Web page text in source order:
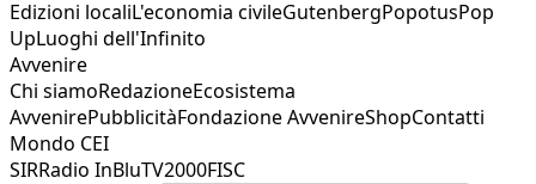
Edizioni localiL'economia civileGutenbergPopotusPop
UpLuoghi dell'Infinito
Avvenire
Chi siamoRedazioneEcosistema
AvvenirePubblicitàFondazione AvvenireShopContatti
Mondo CEI
SIRRadio InBluTV2000FISC